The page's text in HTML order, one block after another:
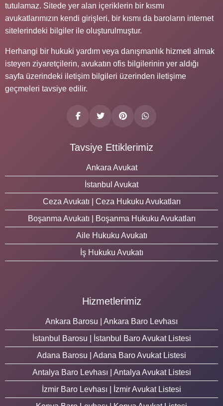
tutulamaz. Sitede yer alan içeriklerin bir kısmı
avukatlarımızın kendi girişleri, bir kısmı da baroların internet
sitelerindeki bilgiler ile oluşturulmuştur.
Herhangi bir hukuki yardım veya danışmanlık hizmeti almak
isteyen ziyaretçilerin, avukatın ofis bilgilerinin yer aldığı
sayfa üzerindeki iletişim bilgileri üzerinden iletişime
geçmeleri tavsiye edilir.
Tavsiye Ettiklerimiz
Ankara Avukat
İstanbul Avukat
Ceza Avukatı | Ceza Hukuku Avukatları
Boşanma Avukatı | Boşanma Hukuku Avukatları
Aile Hukuku Avukatı
İş Hukuku Avukatı
Hizmetlerimiz
Ankara Barosu | Ankara Baro Levhası
İstanbul Barosu | İstanbul Baro Avukat Listesi
Adana Barosu | Adana Baro Avukat Listesi
Antalya Baro Levhası | Antalya Avukat Listesi
İzmir Baro Levhası | İzmir Avukat Listesi